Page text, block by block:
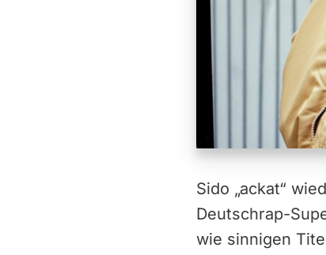
Sido „ackat“
Deutschrap-
wie sinnigen